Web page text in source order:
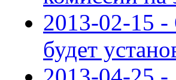
2013-02-15
будет